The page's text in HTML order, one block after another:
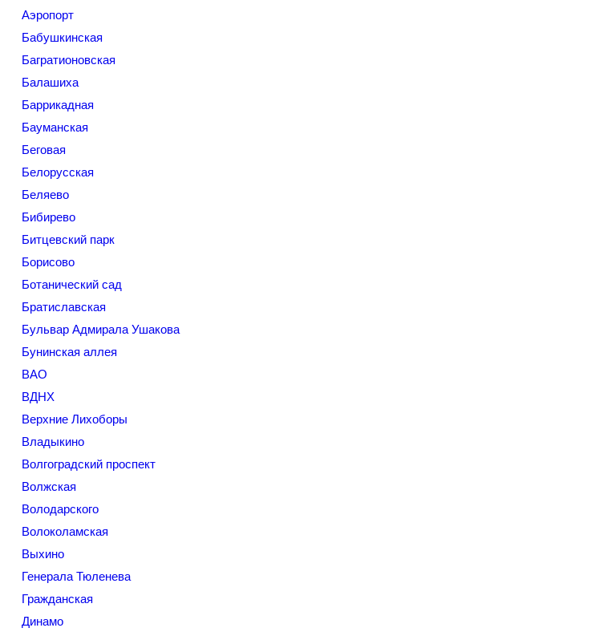
Аэропорт
Бабушкинская
Багратионовская
Балашиха
Баррикадная
Бауманская
Беговая
Белорусская
Беляево
Бибирево
Битцевский парк
Борисово
Ботанический сад
Братиславская
Бульвар Адмирала Ушакова
Бунинская аллея
ВАО
ВДНХ
Верхние Лихоборы
Владыкино
Волгоградский проспект
Волжская
Володарского
Волоколамская
Выхино
Генерала Тюленева
Гражданская
Динамо